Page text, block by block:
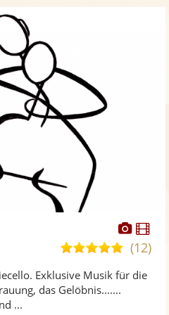
Fotos
5,0
5
(12)
Exklusive Musik für die
das Gelöbnis.......
...